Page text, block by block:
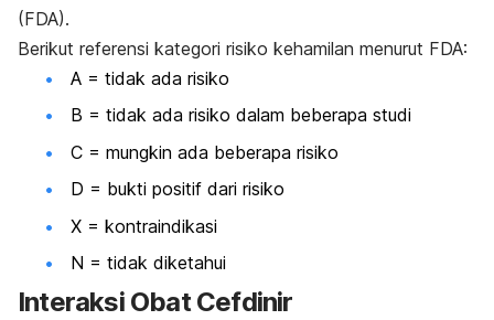
(FDA).
Berikut referensi kategori risiko kehamilan menurut FDA:
A = tidak ada risiko
B = tidak ada risiko dalam beberapa studi
C = mungkin ada beberapa risiko
D = bukti positif dari risiko
X = kontraindikasi
N = tidak diketahui
Interaksi Obat Cefdinir